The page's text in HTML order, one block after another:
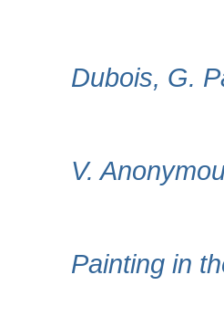
Dubois, G.
V.
Painting in